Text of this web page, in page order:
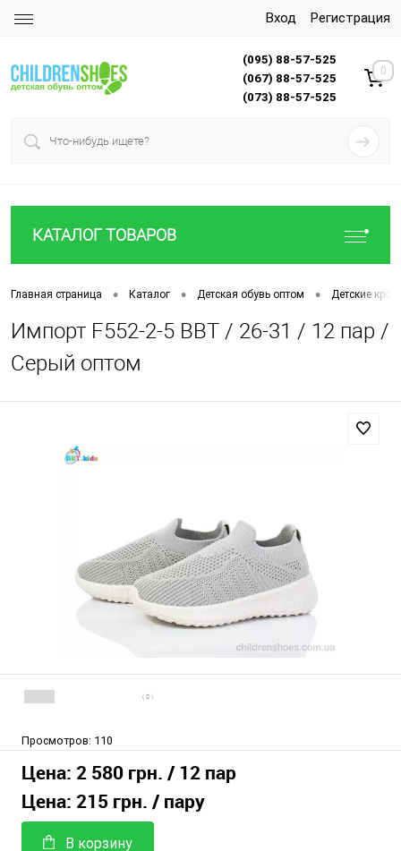
Вход Регистрация
(095) 88-57-525
(067) 88-57-525
(073) 88-57-525
0
КАТАЛОГ ТОВАРОВ
Главная страница • Каталог • Детская обувь оптом • Детские
Импорт F552-2-5 BBT / 26-31 / 12 пар /
Серый оптом
( 0 )
Просмотров: 110
Цена: 2 580 грн. / 12 пар
Цена: 215 грн. / пару
В корзину